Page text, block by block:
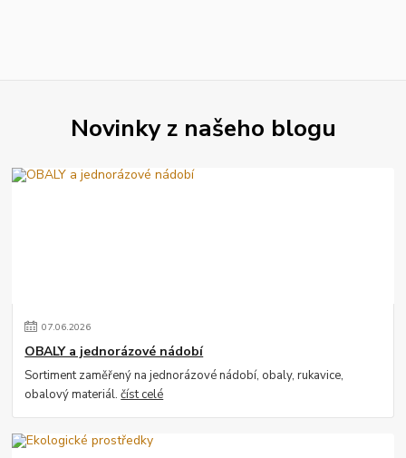
Novinky z našeho blogu
07.06.2026
OBALY a jednorázové nádobí
Sortiment zaměřený na jednorázové nádobí, obaly, rukavice,
obalový materiál.číst celé